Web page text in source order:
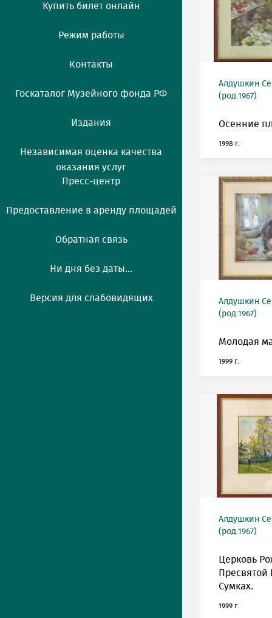
Купить билет онлайн
Режим работы
Контакты
Госкаталог Музейного фонда РФ
Издания
Независимая оценка качества
оказания услуг
Пресс-центр
Предоставление в аренду площадей
Обратная связь
Ни дня без даты...
Версия для слабовидящих
Алдушкин
(род.1967)
Осенние
1998 г.
Алдушкин
(род.1967)
Молодая
1999 г.
Алдушкин
(род.1967)
Церковь
Пресвятой
Сумках.
1999 г.